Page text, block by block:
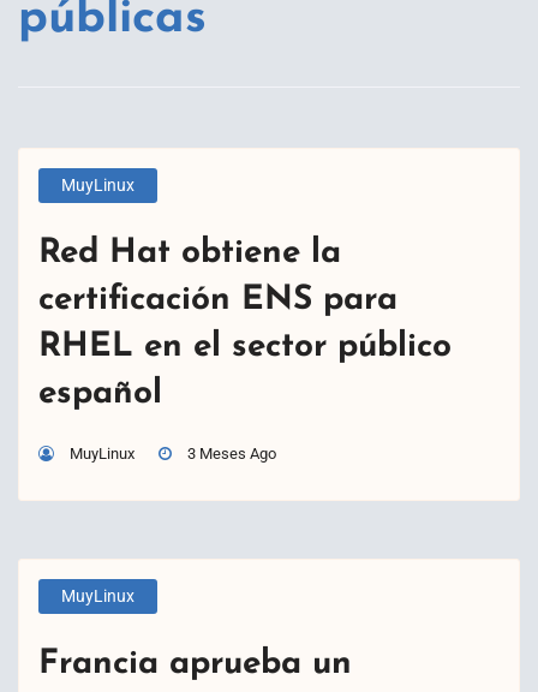
públicas
MuyLinux
Red Hat obtiene la
certificación ENS para
RHEL en el sector público
español
MuyLinux 3 Meses Ago
MuyLinux
Francia aprueba un